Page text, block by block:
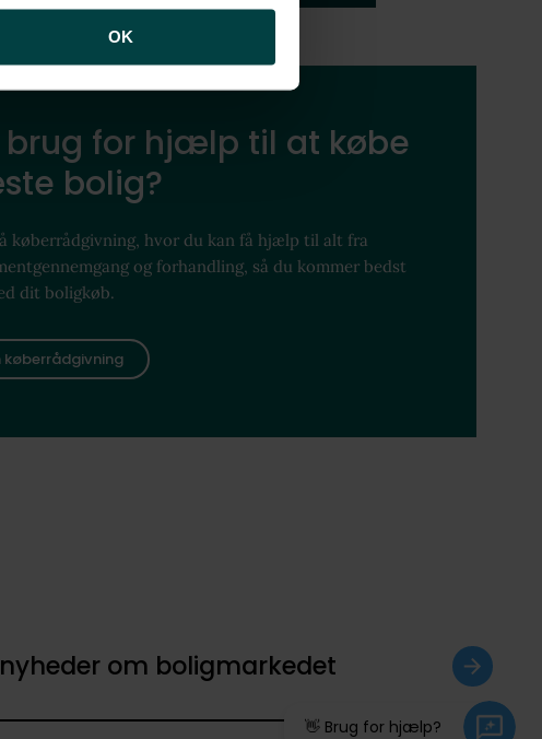
OK
brug for hjælp til at købe
bolig?
køberrådgivning, hvor du kan få hjælp til alt fra
og forhandling, så du kommer bedst
dit boligkøb.
køberrådgivning
om boligmarkedet
👋 Brug for hjælp?